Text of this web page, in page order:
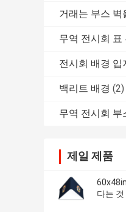
거래는 부스 벽
무역 전시회 표
전시회 배경 입
백리트 배경 (2)
무역 전시회 부
제일 제품
다는